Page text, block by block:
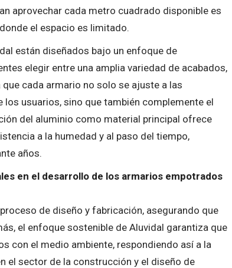
aprovechar cada metro cuadrado disponible es
el espacio es limitado.
están diseñados bajo un enfoque de
elegir entre una amplia variedad de acabados,
cada armario no solo se ajuste a las
usuarios, sino que también complemente el
del aluminio como material principal ofrece
a la humedad y al paso del tiempo,
años.
en el desarrollo de los armarios empotrados
de diseño y fabricación, asegurando que
el enfoque sostenible de Aluvidal garantiza que
con el medio ambiente, respondiendo así a la
el sector de la construcción y el diseño de